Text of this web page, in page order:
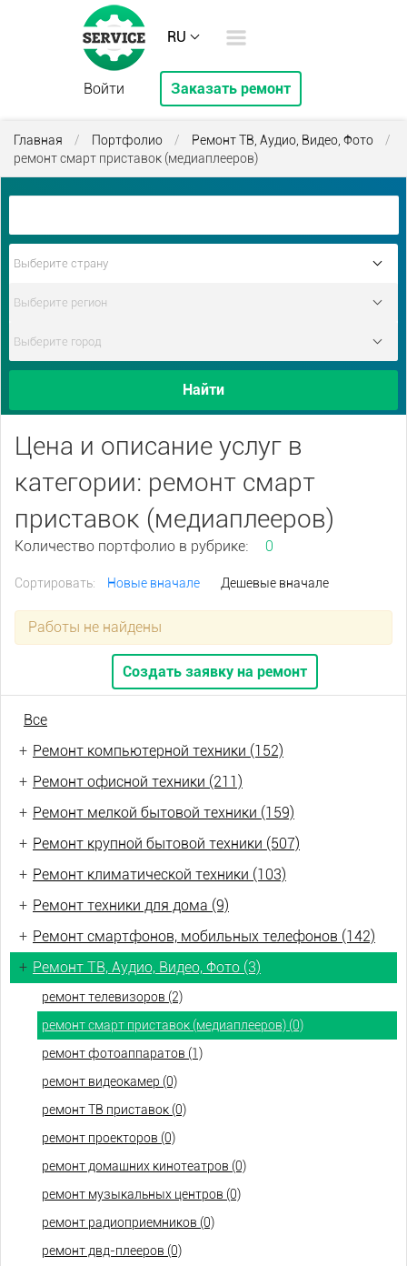
RU
Войти Заказать ремонт
Главная / Портфолио / Ремонт ТВ, Аудио, Видео, Фото
/
ремонт смарт приставок (медиаплееров)
Найти
Цена и описание услуг в
категории: ремонт смарт
приставок (медиаплееров)
Количество портфолио в рубрике: 0
Сортировать: Новые вначале Дешевые вначале
Работы не найдены
Создать заявку на ремонт
Все
+ Ремонт компьютерной техники (152)
+ Ремонт офисной техники (211)
+ Ремонт мелкой бытовой техники (159)
+ Ремонт крупной бытовой техники (507)
+ Ремонт климатической техники (103)
+ Ремонт техники для дома (9)
+ Ремонт смартфонов, мобильных телефонов (142)
+ Ремонт ТВ, Аудио, Видео, Фото (3)
ремонт телевизоров (2)
ремонт смарт приставок (медиаплееров) (0)
ремонт фотоаппаратов (1)
ремонт видеокамер (0)
ремонт ТВ приставок (0)
ремонт проекторов (0)
ремонт домашних кинотеатров (0)
ремонт музыкальных центров (0)
ремонт радиоприемников (0)
ремонт двд-плееров (0)